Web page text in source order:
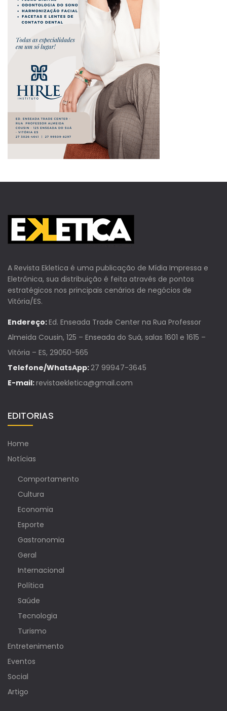
A Revista Ekletica é uma publicação de Mídia Impressa e
Eletrônica, sua distribuição é feita através de pontos
estratégicos nos principais cenários de negócios de
Vitória/ES.
Endereço:Ed. Enseada Trade Center na Rua Professor
Almeida Cousin, 125 – Enseada do Suá, salas 1601 e 1615 –
Vitória – ES, 29050-565
Telefone/WhatsApp:27 99947-3645
E-mail:revistaekletica@gmail.com
EDITORIAS
Home
Notícias
Comportamento
Cultura
Economia
Esporte
Gastronomia
Geral
Internacional
Política
Saúde
Tecnologia
Turismo
Entretenimento
Eventos
Social
Artigo